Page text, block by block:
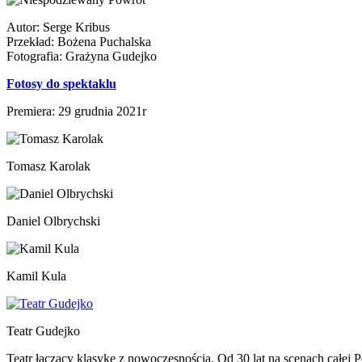
Autor: Serge Kribus
Przekład: Bożena Puchalska
Fotografia: Grażyna Gudejko
Fotosy do spektaklu
Premiera: 29 grudnia 2021r
Tomasz Karolak
Daniel Olbrychski
Kamil Kula
Teatr Gudejko
Teatr łączący klasykę z nowoczesnością. Od 30 lat na scenach całej